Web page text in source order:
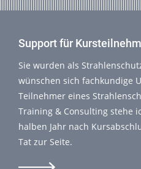
Support für
Sie wurden als
wünschen sich fachkundige
Teilnehmer eines
Training & Consulting stehe
halben Jahr nach
Tat zur Seite.